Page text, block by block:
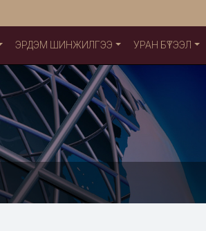
ЭРДЭМ ШИНЖИЛГЭЭ УРАН БҮТЭЭЛ